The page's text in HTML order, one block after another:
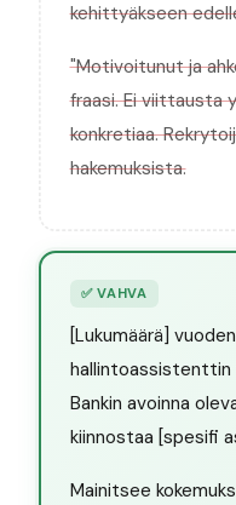
kehittyäkseen
"Motivoitunut ja
fraasi. Ei viittausta
konkretiaa.
hakemuksista.
✅VAHVA
[Lukumäärä]
hallintoassistenttin
Bankin avoinna
kiinnostaa [spesifi
Mainitsee